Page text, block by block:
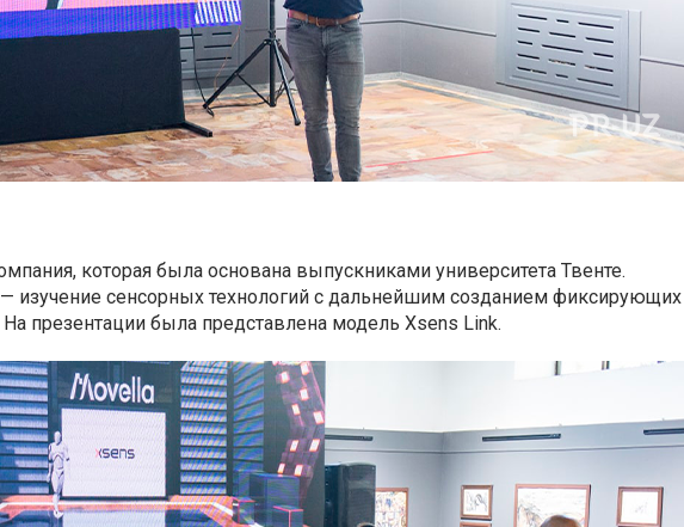
которая была основана выпускниками университета Твенте.
изучение сенсорных технологий с дальнейшим созданием фиксирующих
презентации была представлена модель Xsens Link.